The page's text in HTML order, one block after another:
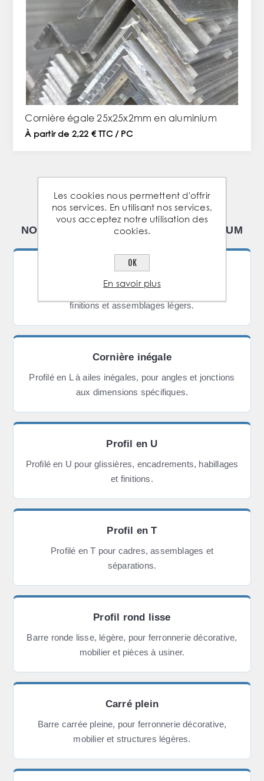
Cornière égale 25x25x2mm en aluminium
À partir de 2,22 € TTC / PC
1 2 3 4 5
NOTRE GAMME DE PROFILÉS ALUMINIUM
Cornière égale
Profilé en L à ailes égales, pour encadrements,
finitions et assemblages légers.
Cornière inégale
Profilé en L à ailes inégales, pour angles et jonctions
aux dimensions spécifiques.
Profil en U
Profilé en U pour glissières, encadrements, habillages
et finitions.
Profil en T
Profilé en T pour cadres, assemblages et
séparations.
Profil rond lisse
Barre ronde lisse, légère, pour ferronnerie décorative,
mobilier et pièces à usiner.
Carré plein
Barre carrée pleine, pour ferronnerie décorative,
mobilier et structures légères.
Les cookies nous permettent d'offrir
nos services. En utilisant nos services,
vous acceptez notre utilisation des
cookies.
OK
En savoir plus